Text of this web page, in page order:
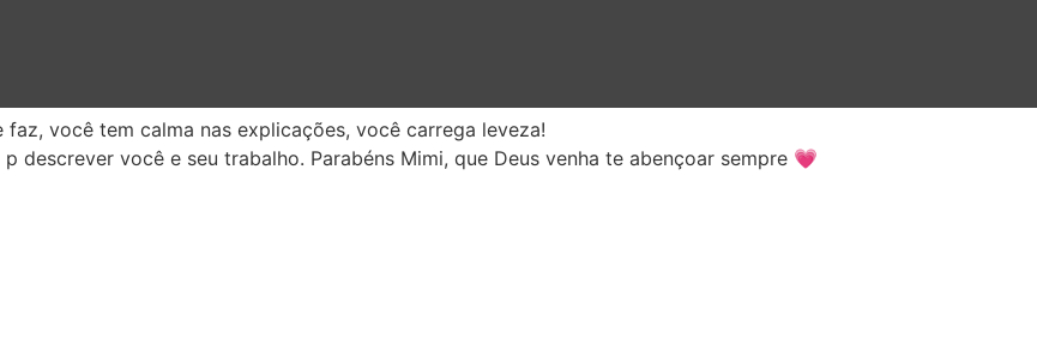
você tem calma nas explicações, você carrega leveza!
descrever você e seu trabalho. Parabéns Mimi, que Deus venha te abençoar sempre 💗